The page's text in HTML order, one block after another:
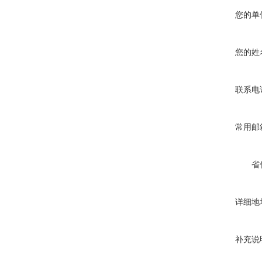
您的单
您的姓
联系电
常用邮
省
详细地
补充说